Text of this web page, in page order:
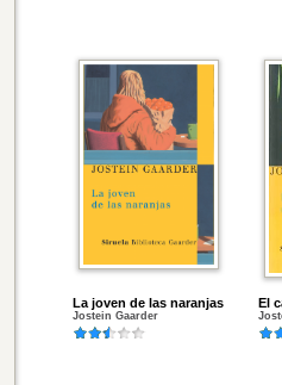
La joven de las naranjas
Jostein Gaarder
El